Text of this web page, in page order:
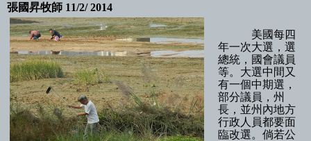
張國昇牧師 11/2/ 2014
美國每四
年一次大選，選
總統，國會議員
等。大選中間又
有一個中期選，
部分議員，州
長，並州內地方
行政人員都要面
臨改選。倘若公